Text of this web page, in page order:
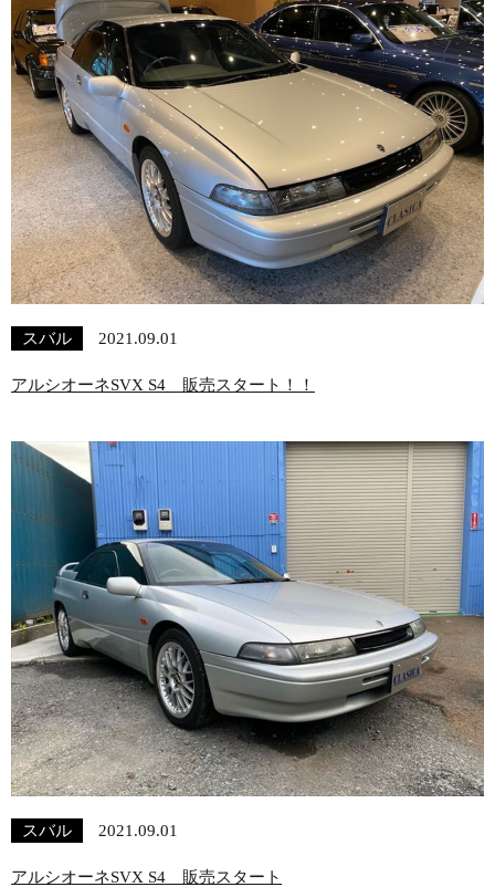
スバル 2021.09.01
アルシオーネSVX S4 販売スタート！！
スバル 2021.09.01
アルシオーネSVX S4 販売スタート